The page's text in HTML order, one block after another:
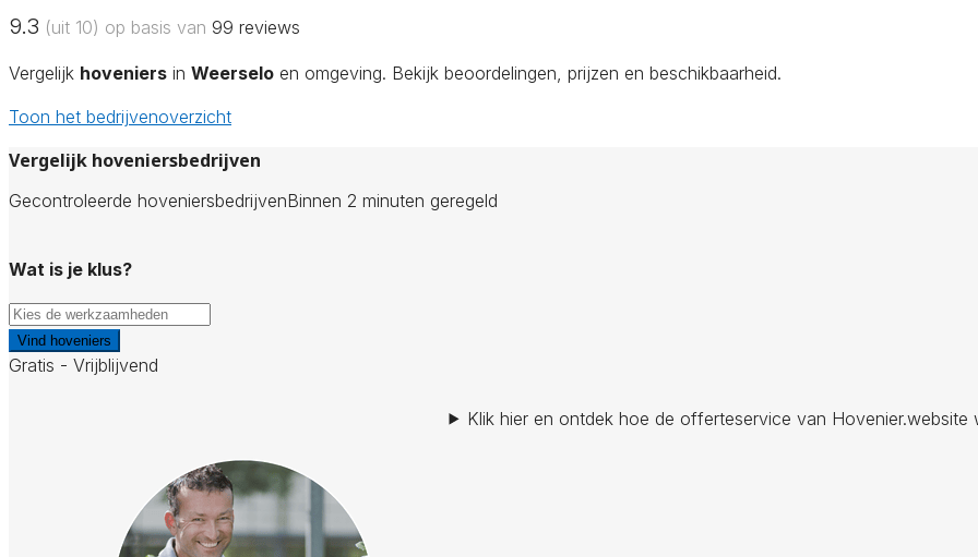
9.3 (uit 10) op basis van 99 reviews
Vergelijk hoveniers in Weerselo en omgeving. Bekijk beoordelingen, prijzen en beschikbaarheid.
Toon het bedrijvenoverzicht
Vergelijk hoveniersbedrijven
Gecontroleerde hoveniersbedrijvenBinnen 2 minuten geregeld
Wat is je klus?
Vind hoveniers
Gratis - Vrijblijvend
Klik hier en ontdek hoe de offerteservice van Hovenier.website